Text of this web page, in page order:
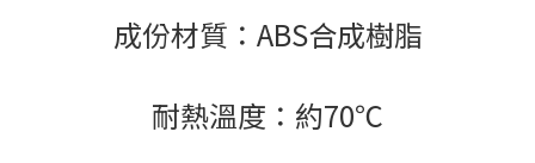
成份材質：ABS合成樹脂
耐熱溫度：約70℃